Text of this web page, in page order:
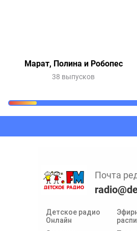
Марат, Полина и Робопес
38 выпусков
Детское радио
Онлайн
Почта